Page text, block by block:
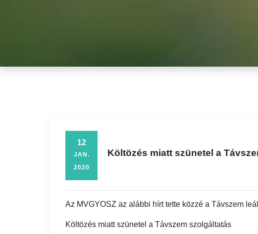
12
JAN.
2020
Költözés miatt szünetel a
Az MVGYOSZ az alábbi hírt tette közzé a Távszem
Költözés miatt szünetel a Távszem szolgáltatás